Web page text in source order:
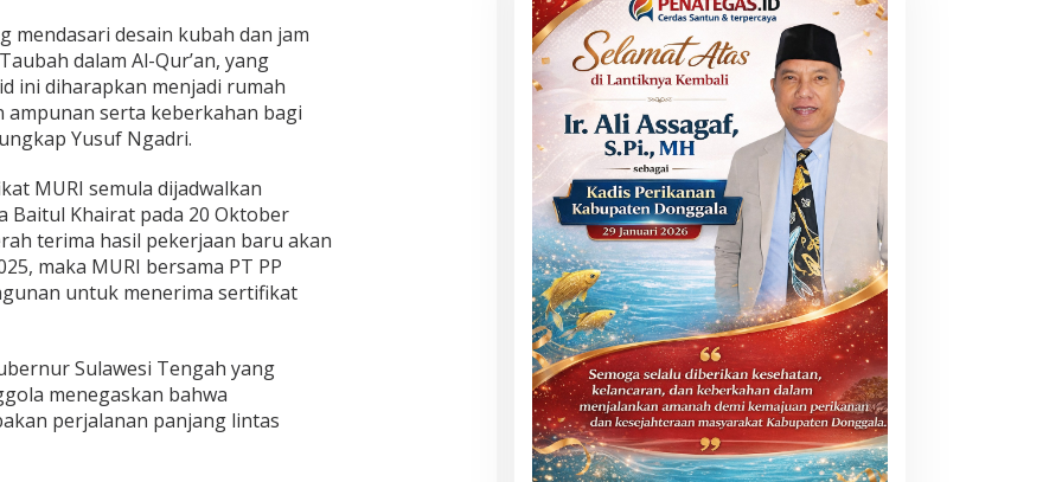
mendasari desain kubah dan jam
dalam Al-Qur’an, yang
ini diharapkan menjadi rumah
serta keberkahan bagi
Yusuf Ngadri.
MURI semula dijadwalkan
Baitul Khairat pada 20 Oktober
terima hasil pekerjaan baru akan
maka MURI bersama PT PP
untuk menerima sertifikat
Sulawesi Tengah yang
menegaskan bahwa
perjalanan panjang lintas